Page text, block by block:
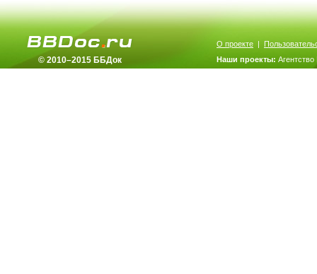
© 2010–2015 ББДок
О проекте |
Наши проекты: